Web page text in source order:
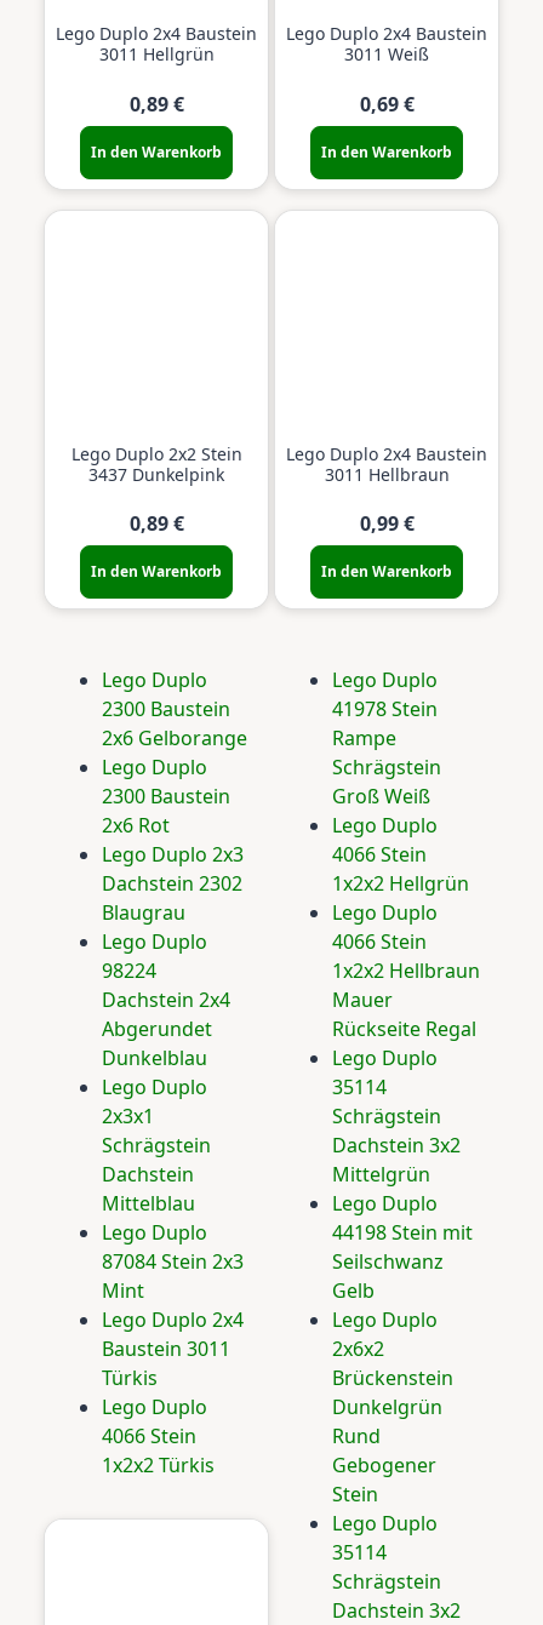
Lego Duplo 2x4 Baustein
3011 Hellgrün
0,89 €
In den Warenkorb
Lego Duplo 2x4 Baustein
3011 Weiß
0,69 €
In den Warenkorb
Lego Duplo 2x2 Stein
3437 Dunkelpink
0,89 €
In den Warenkorb
Lego Duplo 2x4 Baustein
3011 Hellbraun
0,99 €
In den Warenkorb
Lego Duplo
2300 Baustein
2x6 Gelborange
Lego Duplo
2300 Baustein
2x6 Rot
Lego Duplo 2x3
Dachstein 2302
Blaugrau
Lego Duplo
98224
Dachstein 2x4
Abgerundet
Dunkelblau
Lego Duplo
2x3x1
Schrägstein
Dachstein
Mittelblau
Lego Duplo
87084 Stein 2x3
Mint
Lego Duplo 2x4
Baustein 3011
Türkis
Lego Duplo
4066 Stein
1x2x2 Türkis
Lego Duplo
41978 Stein
Rampe
Schrägstein
Groß Weiß
Lego Duplo
4066 Stein
1x2x2 Hellgrün
Lego Duplo
4066 Stein
1x2x2 Hellbraun
Mauer
Rückseite Regal
Lego Duplo
35114
Schrägstein
Dachstein 3x2
Mittelgrün
Lego Duplo
44198 Stein mit
Seilschwanz
Gelb
Lego Duplo
2x6x2
Brückenstein
Dunkelgrün
Rund
Gebogener
Stein
Lego Duplo
35114
Schrägstein
Dachstein 3x2